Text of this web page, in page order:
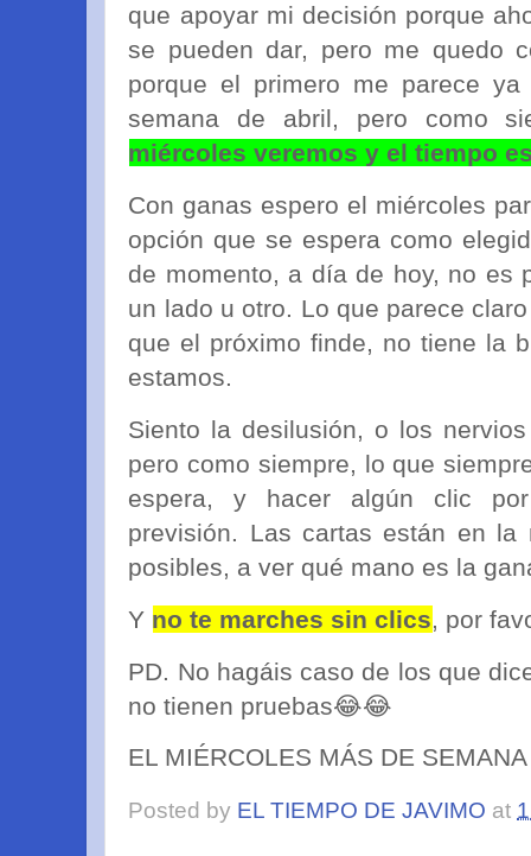
que apoyar mi decisión porque
se pueden dar, pero me quedo
porque el primero me parece
semana de abril, pero como
miércoles veremos y el tiempo
Con ganas espero el miércoles
opción que se espera como
de momento, a día de hoy, no es
un lado u otro. Lo que parece
que el próximo finde, no tiene la
estamos.
Siento la desilusión, o los
pero como siempre, lo que
espera, y hacer algún clic
previsión. Las cartas están en la
posibles, a ver qué mano es la
Y no te marches sin clics, por
PD. No hagáis caso de los que
no tienen pruebas😂😂
EL MIÉRCOLES MÁS DE
Posted by EL TIEMPO DE JAVIMO at